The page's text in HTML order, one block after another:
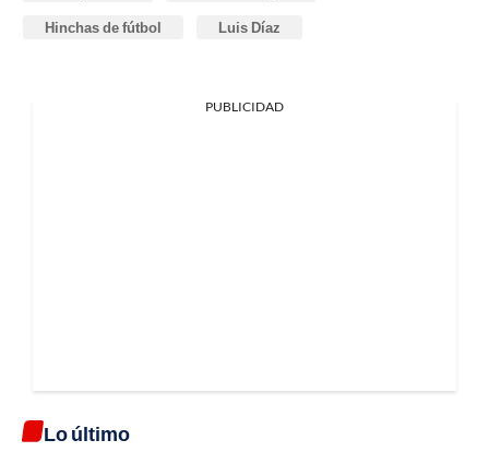
Hinchas de fútbol Luis Díaz
PUBLICIDAD
Lo último